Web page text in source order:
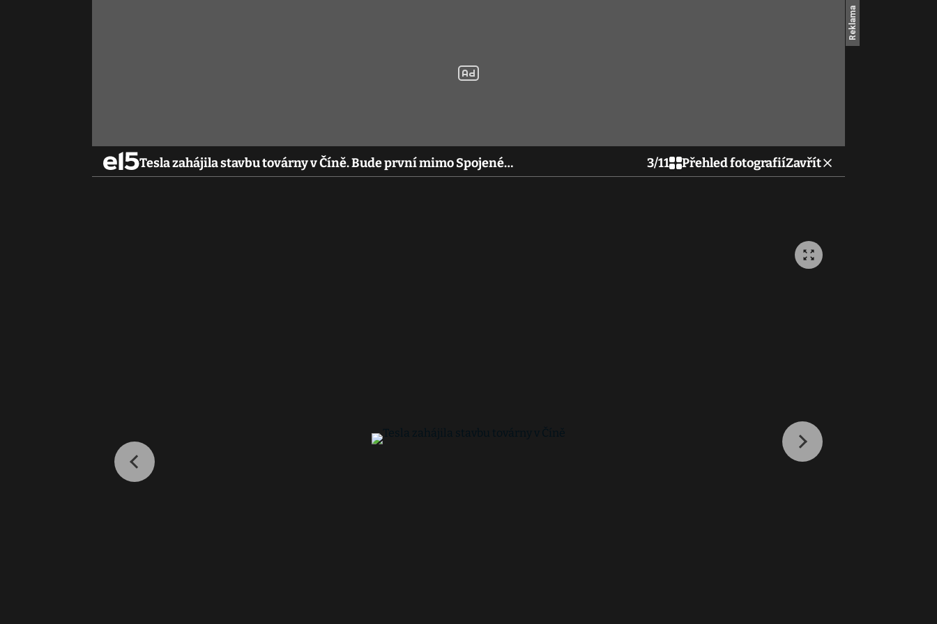
Tesla zahájila stavbu továrny v Číně. Bude první mimo Spojené… 3/11 Přehled fotografiíZavřít